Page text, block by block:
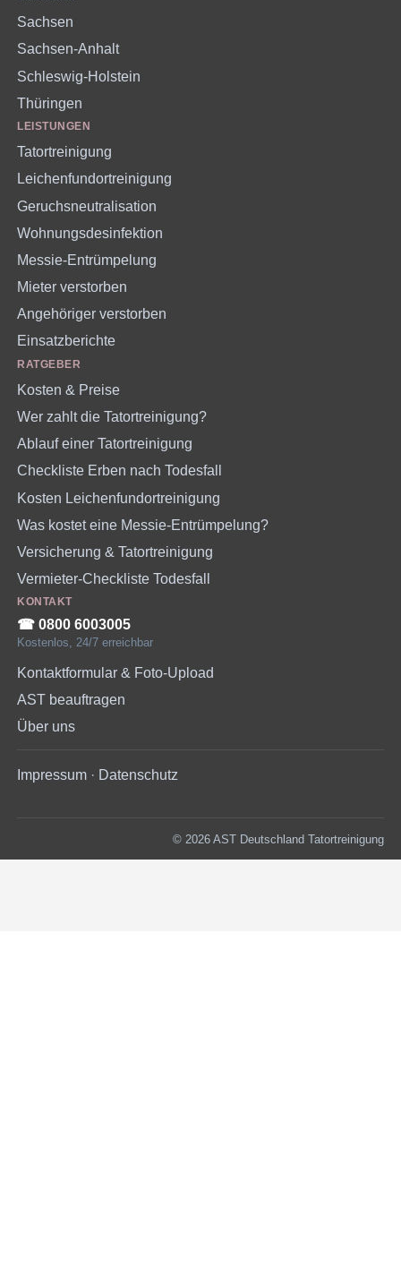
Sachsen
Sachsen-Anhalt
Schleswig-Holstein
Thüringen
LEISTUNGEN
Tatortreinigung
Leichenfundortreinigung
Geruchsneutralisation
Wohnungsdesinfektion
Messie-Entrümpelung
Mieter verstorben
Angehöriger verstorben
Einsatzberichte
RATGEBER
Kosten & Preise
Wer zahlt die Tatortreinigung?
Ablauf einer Tatortreinigung
Checkliste Erben nach Todesfall
Kosten Leichenfundortreinigung
Was kostet eine Messie-Entrümpelung?
Versicherung & Tatortreinigung
Vermieter-Checkliste Todesfall
KONTAKT
☎︎ 0800 6003005
Kostenlos, 24/7 erreichbar
Kontaktformular & Foto-Upload
AST beauftragen
Über uns
Impressum · Datenschutz
© 2026 AST Deutschland Tatortreinigung